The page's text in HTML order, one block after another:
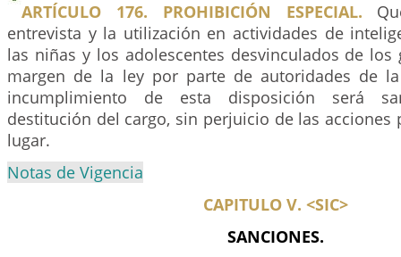
ARTÍCULO 176. PROHIBICIÓN ESPECIAL.
entrevista y la utilización en actividades de
las niñas y los adolescentes desvinculados de
margen de la ley por parte de autoridades de
incumplimiento de esta disposición será
destitución del cargo, sin perjuicio de las acciones
lugar.
Notas de Vigencia
CAPITULO V. <SIC>
SANCIONES.